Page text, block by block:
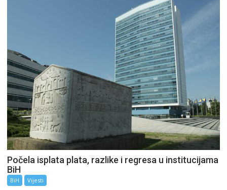
Počela isplata plata, razlike i regresa u institucijama
BiH
BiH Vijesti